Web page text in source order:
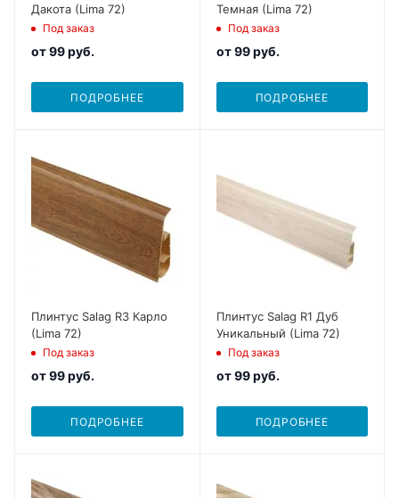
Дакота (Lima 72)
Под заказ
от99 руб.
ПОДРОБНЕЕ
Темная (Lima 72)
Под заказ
от99 руб.
ПОДРОБНЕЕ
Плинтус Salag R3 Карло
(Lima 72)
Под заказ
от99 руб.
ПОДРОБНЕЕ
Плинтус Salag R1 Дуб
Уникальный (Lima 72)
Под заказ
от99 руб.
ПОДРОБНЕЕ